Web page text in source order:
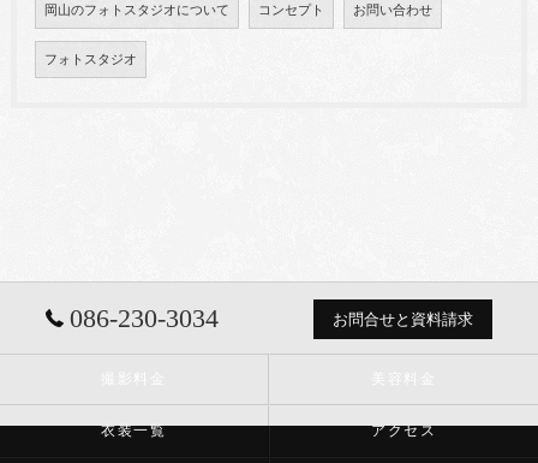
岡山のフォトスタジオについて コンセプト お問い合わせ
フォトスタジオ
086-230-3034 お問合せと資料請求
衣装一覧 アクセス